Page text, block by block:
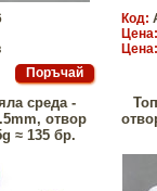
Код:
среда -
отвор
≈ 135 бр.